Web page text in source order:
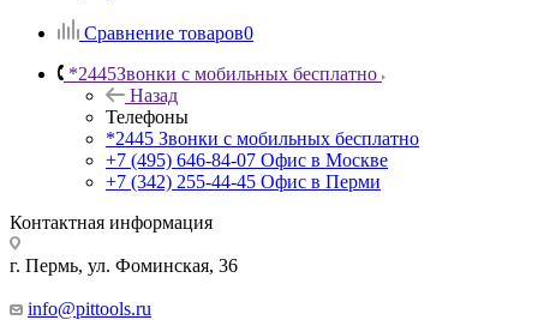
Сравнение товаров0
*2445Звонки с мобильных бесплатно
Назад
Телефоны
*2445 Звонки с мобильных бесплатно
+7 (495) 646-84-07 Офис в Москве
+7 (342) 255-44-45 Офис в Перми
Контактная информация
г. Пермь, ул. Фоминская, 36
info@pittools.ru